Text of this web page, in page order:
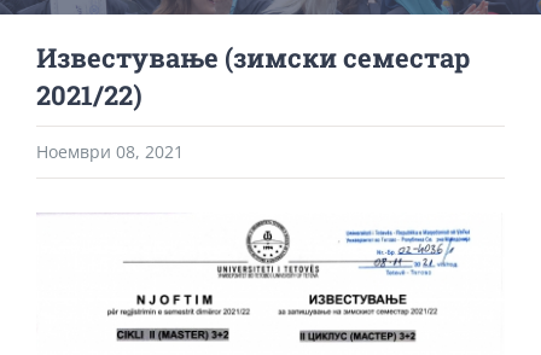
Известување (зимски семестар
2021/22)
Ноември 08, 2021